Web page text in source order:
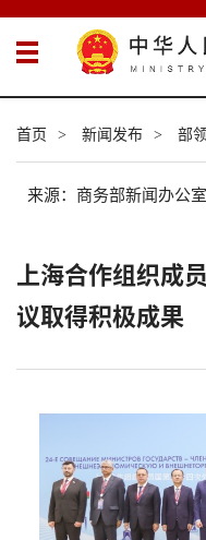
首页 > 新闻发布 > 部
来源：商务部新闻办公室
上海合作组织成
议取得积极成果